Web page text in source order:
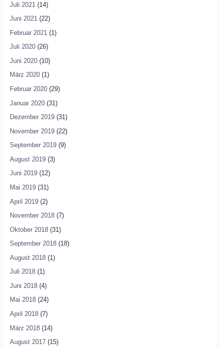
Juli 2021 (14)
Juni 2021(22)
Februar 2021 (1)
Juli 2020(26)
Juni 2020(10)
März 2020(1)
Februar 2020(29)
Januar 2020(31)
Dezember 2019(31)
November 2019(22)
September 2019(9)
August 2019(3)
Juni 2019(12)
Mai 2019(31)
April 2019(2)
November 2018(7)
Oktober 2018(31)
September 2018(18)
August 2018(1)
Juli 2018(1)
Juni 2018(4)
Mai 2018(24)
April 2018(7)
März 2018(14)
August 2017(15)